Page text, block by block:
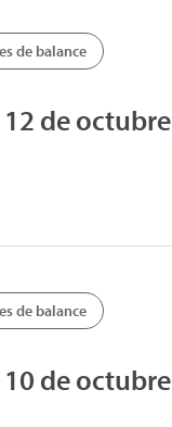
de balance
de octubre
de balance
de octubre